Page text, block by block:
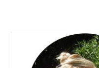
navigation